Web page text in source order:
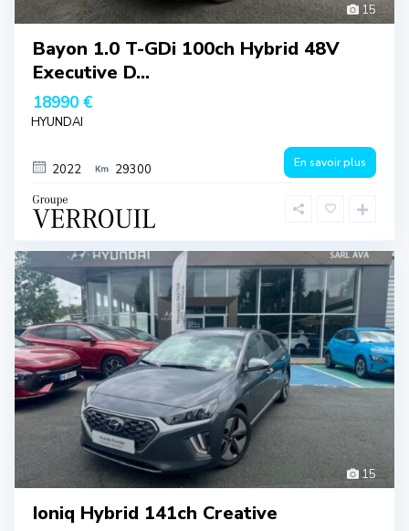
15
Bayon 1.0 T-GDi 100ch Hybrid 48V
Executive D...
18990 €
HYUNDAI
2022 29300 En savoir plus
15
Ioniq Hybrid 141ch Creative